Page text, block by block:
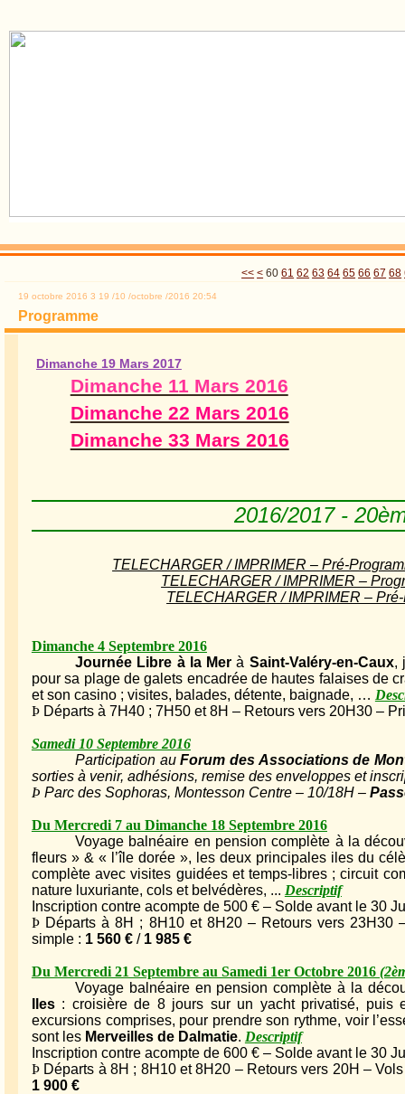
<< < 10
20
30
40
50
60 61 62 63 64 65 66 67 68
19 octobre 2016 3 19 /10 /octobre /2016 20:54
Programme
Dimanche 19 Mars 2017
Dimanche 11 Mars 2016
Dimanche 22 Mars 2016
Dimanche 33 Mars 2016
2016/2017 -
TELECHARGER / IMPRIMER – Pré-
TELECHARGER / IMPRIMER –
TELECHARGER / IMPRIMER –
Dimanche 4 Septembre 2016
Journée Libre à la Mer à Saint-Valéry-en-Caux,
pour sa plage de galets encadrée de hautes falaises de
et son casino ; visites, balades, détente, baignade, …
ÞDéparts à 7H40 ; 7H50 et 8H – Retours vers 20H30 –
Samedi 10 Septembre 2016
Participation auForum des Associations de
sorties à venir, adhésions, remise des enveloppes et
Þ Parc des Sophoras, Montesson Centre – 10/18H –
Du Mercredi 7 au Dimanche 18 Septembre 2016
Voyage balnéaire en pension complète à la
fleurs » & « l’île dorée », les deux principales iles du
complète avec visites guidées et temps-libres ; circuit
nature luxuriante, cols et belvédères, ... Descriptif
Inscription contre acompte de 500 € – Solde avant le 30
ÞDéparts à 8H ; 8H10 et 8H20 – Retours vers 23H30
simple : 1 560 €/ 1 985 €
Du Mercredi 21 Septembre au Samedi 1er Octobre 2016
Voyage balnéaire en pension complète à la
Iles: croisière de 8 jours sur un yacht privatisé, puis
excursions comprises, pour prendre son rythme, voir
sont les Merveilles de Dalmatie. Descriptif
Inscription contre acompte de 600 € – Solde avant le 30
ÞDéparts à 8H ; 8H10 et 8H20 – Retours vers 20H –
1 900 €